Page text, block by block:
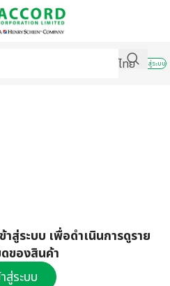
ไทย
เข้าสู่ระบบ
สู่ระบบ เพื่อดำเนินการดูราย
ดของสินค้า
สู่ระบบ